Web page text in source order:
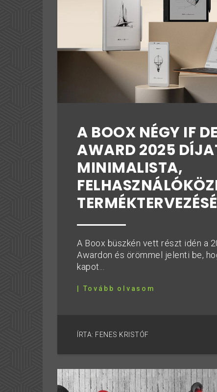
A BOOX NÉGY IF
AWARD 2025
MINIMALISTA,
A Boox büszkén vett részt idén a
Awardon és örömmel jelenti be,
kapot...
| Tovább olvasom
ÍRTA: FENES KRISTÓF